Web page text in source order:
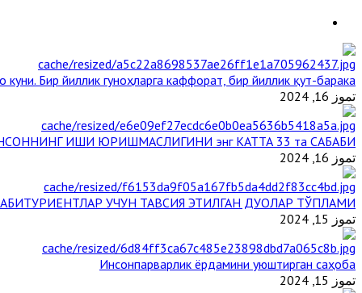
Бир йиллик гуноҳларга каффорат, бир йиллик қут-барака
تموز 16, 2024
ИШИ ЮРИШМАСЛИГИНИ энг КАТТА 33 та САБАБИ
تموز 16, 2024
АБИТУРИЕНТЛАР УЧУН ТАВСИЯ ЭТИЛГАН ДУОЛАР ТЎПЛАМИ
تموز 15, 2024
Инсонпарварлик ёрдамини уюштирган саҳоба
تموز 15, 2024